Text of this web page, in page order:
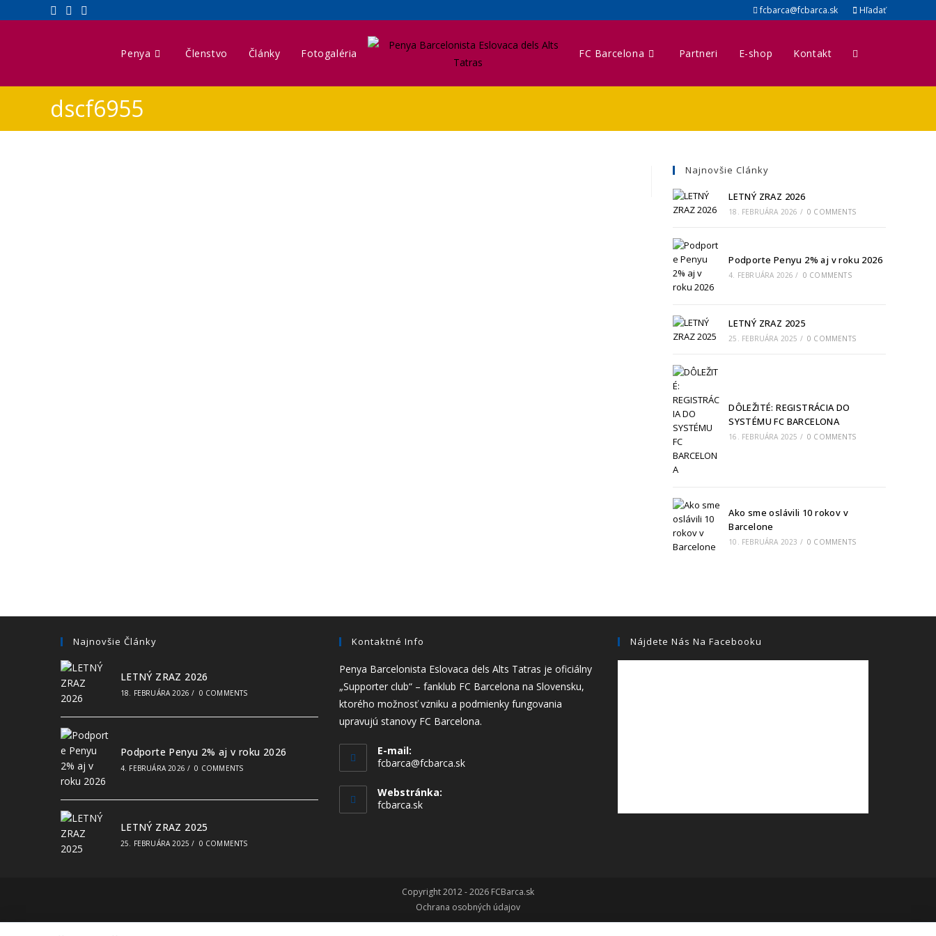
fcbarca@fcbarca.sk Hľadať
Penya Členstvo Články Fotogaléria FC Barcelona Partneri E-shop Kontakt
dscf6955
Najnovšie Clánky
LETNÝ ZRAZ 2026
18. FEBRUÁRA 2026 / 0 COMMENTS
Podporte Penyu 2% aj v roku 2026
4. FEBRUÁRA 2026 / 0 COMMENTS
LETNÝ ZRAZ 2025
25. FEBRUÁRA 2025 / 0 COMMENTS
DÔLEŽITÉ: REGISTRÁCIA DO
SYSTÉMU FC BARCELONA
16. FEBRUÁRA 2025 / 0 COMMENTS
Ako sme oslávili 10 rokov v
Barcelone
10. FEBRUÁRA 2023 / 0 COMMENTS
Najnovšie Články
LETNÝ ZRAZ 2026
18. FEBRUÁRA 2026 / 0 COMMENTS
Podporte Penyu 2% aj v roku 2026
4. FEBRUÁRA 2026 / 0 COMMENTS
LETNÝ ZRAZ 2025
25. FEBRUÁRA 2025 / 0 COMMENTS
Kontaktné Info
Penya Barcelonista Eslovaca dels Alts Tatras je oficiálny
„Supporter club“ – fanklub FC Barcelona na Slovensku,
ktorého možnosť vzniku a podmienky fungovania
upravujú stanovy FC Barcelona.
E-mail:
fcbarca@fcbarca.sk
Webstránka:
fcbarca.sk
Nájdete Nás Na Facebooku
Copyright 2012 - 2026 FCBarca.sk
Ochrana osobných údajov